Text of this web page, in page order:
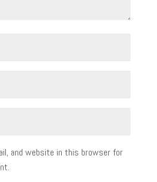
and website in this browser for